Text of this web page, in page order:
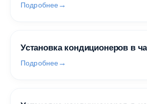
Подробнее
Установка кондиционеров в
Подробнее